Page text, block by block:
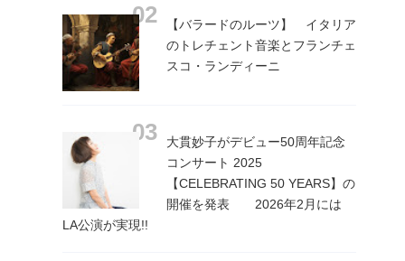
【バラードのルーツ】 イタリア
のトレチェント音楽とフランチェ
スコ・ランディーニ
大貫妙子がデビュー50周年記念
コンサート 2025
【CELEBRATING 50 YEARS】の
開催を発表 2026年2月には
LA公演が実現!!